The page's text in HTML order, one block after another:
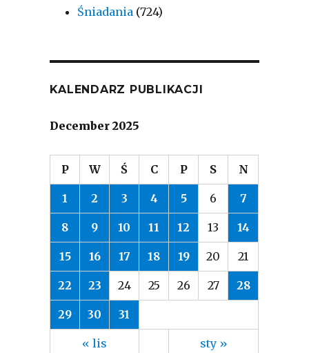
Śniadania (724)
KALENDARZ PUBLIKACJI
December 2025
P W Ś C P S N
« lis sty »
1 2 3 4 5 6 7
8 9 10 11 12 13 14
15 16 17 18 19 20 21
22 23 24 25 26 27 28
29 30 31